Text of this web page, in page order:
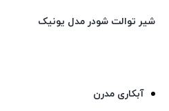
شیر توالت شودر مدل یونیک
آبکاری مدرن